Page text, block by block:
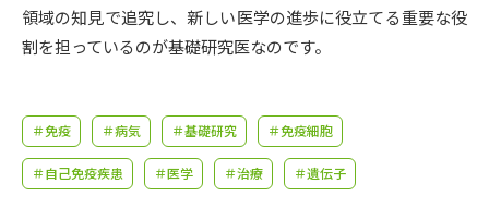
大学で学びたい学問発見
学問の教科書 夢ナビライブ
ユーザーサポート
領域の知見で追究し、新しい医学の進歩に役立てる重要な役
割を担っているのが基礎研究医なのです。
＃免疫 ＃病気 ＃基礎研究 ＃免疫細胞
＃自己免疫疾患 ＃医学 ＃治療 ＃遺伝子